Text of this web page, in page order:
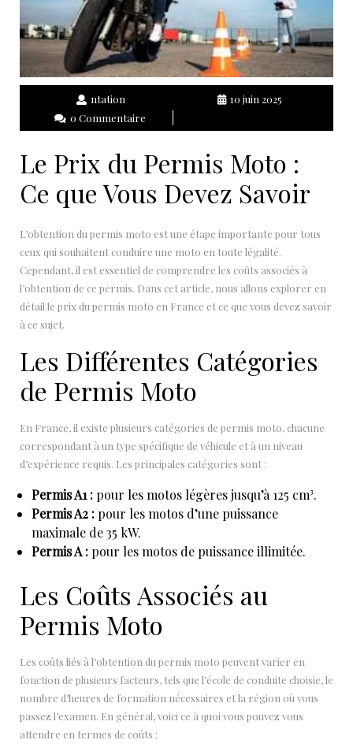
ntation
10 juin 2025
0 Commentaire
Le Prix du Permis Moto :
Ce que Vous Devez Savoir
L’obtention du permis moto est une étape importante pour tous
ceux qui souhaitent conduire une moto en toute légalité.
Cependant, il est essentiel de comprendre les coûts associés à
l’obtention de ce permis. Dans cet article, nous allons explorer en
détail le prix du permis moto en France et ce que vous devez savoir
à ce sujet.
Les Différentes Catégories
de Permis Moto
En France, il existe plusieurs catégories de permis moto, chacune
correspondant à un type spécifique de véhicule et à un niveau
d’expérience requis. Les principales catégories sont :
Permis A1 : pour les motos légères jusqu’à 125 cm³.
Permis A2 : pour les motos d’une puissance
maximale de 35 kW.
Permis A : pour les motos de puissance illimitée.
Les Coûts Associés au
Permis Moto
Les coûts liés à l’obtention du permis moto peuvent varier en
fonction de plusieurs facteurs, tels que l’école de conduite choisie, le
nombre d’heures de formation nécessaires et la région où vous
passez l’examen. En général, voici ce à quoi vous pouvez vous
attendre en termes de coûts :